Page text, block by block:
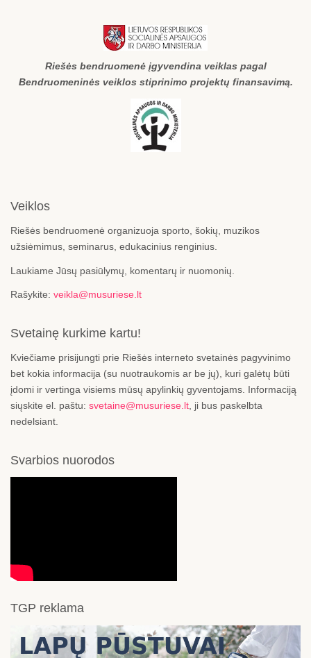
Riešės bendruomenė įgyvendina veiklas pagal
Bendruomeninės veiklos stiprinimo projektų finansavimą.
Veiklos
Riešės bendruomenė organizuoja sporto, šokių, muzikos
užsiėmimus, seminarus, edukacinius renginius.
Laukiame Jūsų pasiūlymų, komentarų ir nuomonių.
Rašykite: veikla@musuriese.lt
Svetainę kurkime kartu!
Kviečiame prisijungti prie Riešės interneto svetainės pagyvinimo
bet kokia informacija (su nuotraukomis ar be jų), kuri galėtų būti
įdomi ir vertinga visiems mūsų apylinkių gyventojams. Informaciją
siųskite el. paštu: svetaine@musuriese.lt, ji bus paskelbta
nedelsiant.
Svarbios nuorodos
TGP reklama